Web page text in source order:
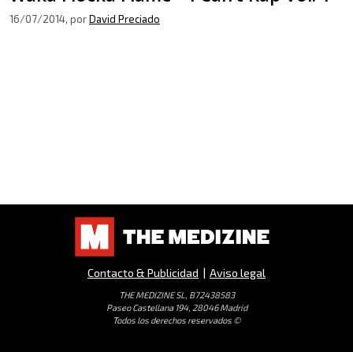
16/07/2014, porDavid Preciado
Contacto & Publicidad | Aviso legal
THE MEDIZINE SL, B72438583
Paseo Castellana 194, 28046 Madrid
Todos los derechos reservados ©